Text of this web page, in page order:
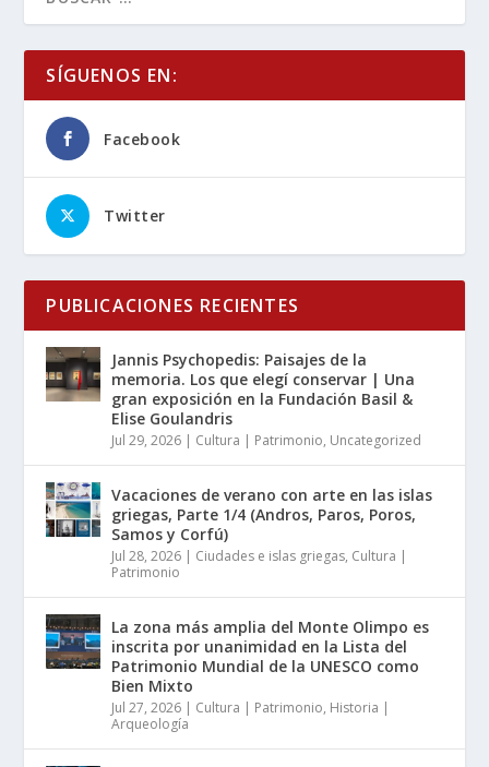
SÍGUENOS EN:
Facebook
Twitter
PUBLICACIONES RECIENTES
Jannis Psychopedis: Paisajes de la
memoria. Los que elegí conservar | Una
gran exposición en la Fundación Basil &
Elise Goulandris
Jul 29, 2026 | Cultura | Patrimonio, Uncategorized
Vacaciones de verano con arte en las islas
griegas, Parte 1/4 (Andros, Paros, Poros,
Samos y Corfú)
Jul 28, 2026 | Ciudades e islas griegas, Cultura |
Patrimonio
La zona más amplia del Monte Olimpo es
inscrita por unanimidad en la Lista del
Patrimonio Mundial de la UNESCO como
Bien Mixto
Jul 27, 2026 | Cultura | Patrimonio, Historia |
Arqueología